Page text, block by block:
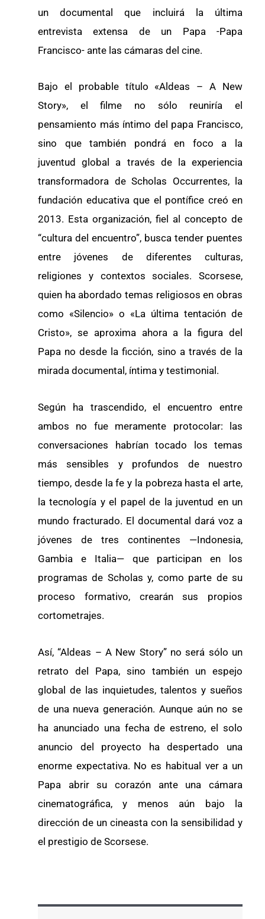
un documental que incluirá la última
entrevista extensa de un Papa -Papa
Francisco- ante las cámaras del cine.
Bajo el probable título «Aldeas – A New
Story», el filme no sólo reuniría el
pensamiento más íntimo del papa Francisco,
sino que también pondrá en foco a la
juventud global a través de la experiencia
transformadora de Scholas Occurrentes, la
fundación educativa que el pontífice creó en
2013. Esta organización, fiel al concepto de
“cultura del encuentro”, busca tender puentes
entre jóvenes de diferentes culturas,
religiones y contextos sociales. Scorsese,
quien ha abordado temas religiosos en obras
como «Silencio» o «La última tentación de
Cristo», se aproxima ahora a la figura del
Papa no desde la ficción, sino a través de la
mirada documental, íntima y testimonial.
Según ha trascendido, el encuentro entre
ambos no fue meramente protocolar: las
conversaciones habrían tocado los temas
más sensibles y profundos de nuestro
tiempo, desde la fe y la pobreza hasta el arte,
la tecnología y el papel de la juventud en un
mundo fracturado. El documental dará voz a
jóvenes de tres continentes —Indonesia,
Gambia e Italia— que participan en los
programas de Scholas y, como parte de su
proceso formativo, crearán sus propios
cortometrajes.
Así, “Aldeas – A New Story” no será sólo un
retrato del Papa, sino también un espejo
global de las inquietudes, talentos y sueños
de una nueva generación. Aunque aún no se
ha anunciado una fecha de estreno, el solo
anuncio del proyecto ha despertado una
enorme expectativa. No es habitual ver a un
Papa abrir su corazón ante una cámara
cinematográfica, y menos aún bajo la
dirección de un cineasta con la sensibilidad y
el prestigio de Scorsese.